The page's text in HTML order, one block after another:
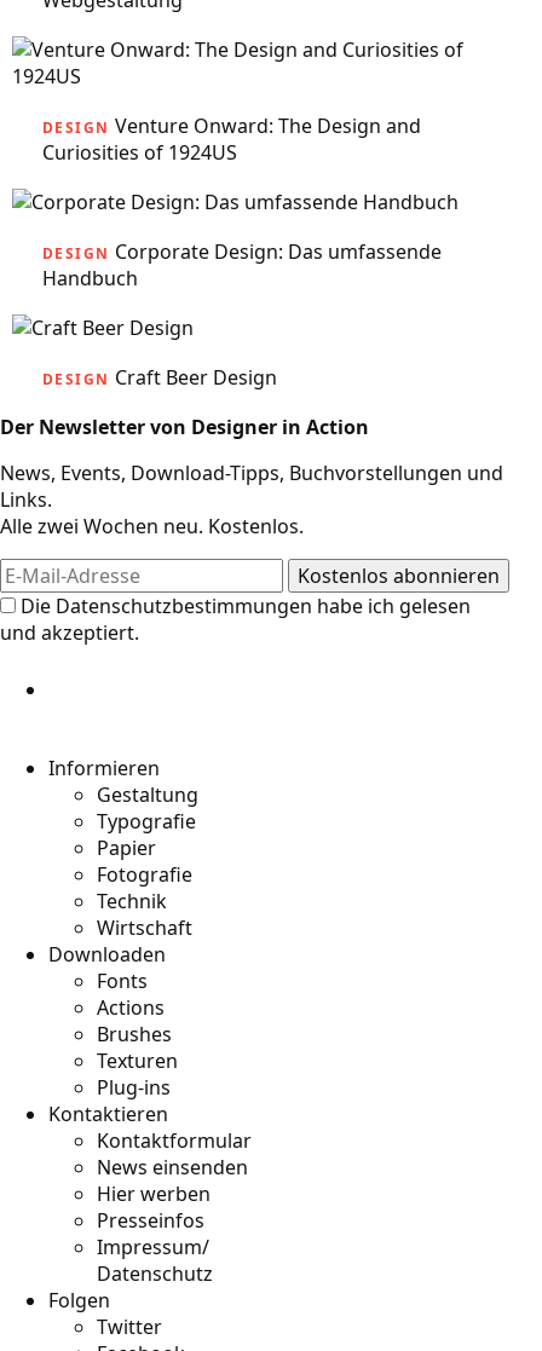
DESIGN Venture Onward: The Design and
Curiosities of 1924US
DESIGN Corporate Design: Das umfassende
Handbuch
DESIGN Craft Beer Design
Der Newsletter von Designer in Action
News, Events, Download-Tipps, Buchvorstellungen und
Links.
Alle zwei Wochen neu. Kostenlos.
Die Datenschutzbestimmungen habe ich gelesen
und akzeptiert.
Informieren
Gestaltung
Typografie
Papier
Fotografie
Technik
Wirtschaft
Downloaden
Fonts
Actions
Brushes
Texturen
Plug-ins
Kontaktieren
Kontaktformular
News einsenden
Hier werben
Presseinfos
Impressum/
Datenschutz
Folgen
Twitter